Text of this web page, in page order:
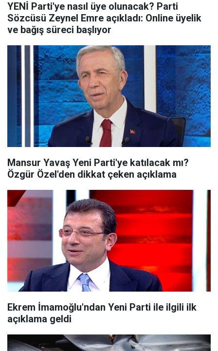
YENİ Parti'ye nasıl üye olunacak? Parti
Sözcüsü Zeynel Emre açıkladı: Online üyelik
ve bağış süreci başlıyor
Mansur Yavaş Yeni Parti'ye katılacak mı?
Özgür Özel'den dikkat çeken açıklama
Ekrem İmamoğlu'ndan Yeni Parti ile ilgili ilk
açıklama geldi